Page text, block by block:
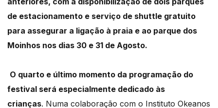
de estacionamento e serviço de shuttle gratuito
para assegurar a ligação à praia e ao parque dos
Moinhos nos dias 30 e 31 de Agosto.
O quarto e último momento da programação do
festival será especialmente dedicado às
crianças. Numa colaboração com o Instituto Okeanos